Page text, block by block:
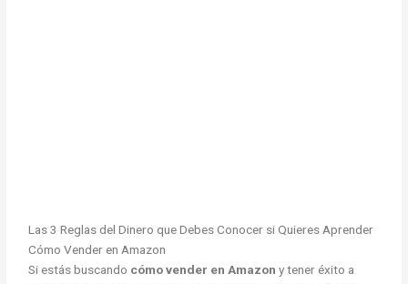
Las 3 Reglas del Dinero que Debes Conocer si Quieres Aprender
Cómo Vender en Amazon
Si estás buscando cómo vender en Amazon y tener éxito a